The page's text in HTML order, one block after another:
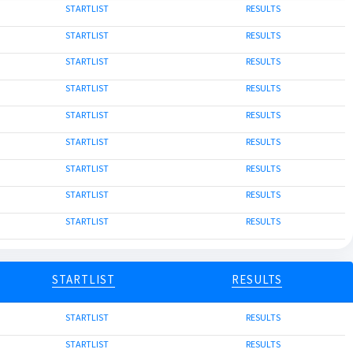
STARTLIST RESULTS
STARTLIST RESULTS
STARTLIST RESULTS
STARTLIST RESULTS
STARTLIST RESULTS
STARTLIST RESULTS
STARTLIST RESULTS
STARTLIST RESULTS
STARTLIST RESULTS
STARTLIST RESULTS
STARTLIST RESULTS
STARTLIST RESULTS